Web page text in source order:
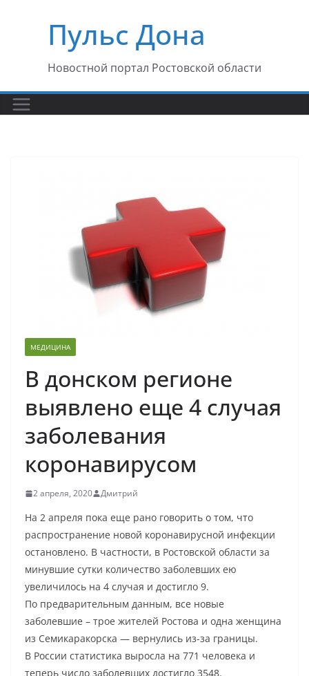
содержимомуПульс Дона
Новостной портал Ростовской области
МЕДИЦИНА
В донском регионе
выявлено еще 4 случая
заболевания
коронавирусом
2 апреля, 2020 Дмитрий
На 2 апреля пока еще рано говорить о том, что
распространение новой коронавирусной инфекции
остановлено. В частности, в Ростовской области за
минувшие сутки количество заболевших ею
увеличилось на 4 случая и достигло 9.
По предварительным данным, все новые
заболевшие – трое жителей Ростова и одна женщина
из Семикаракорска — вернулись из-за границы.
В России статистика выросла на 771 человека и
теперь число заболевших достигло 3548.